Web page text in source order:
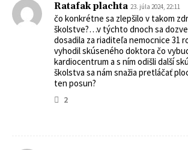
Ratafak plachta 23. júla 2024, 22:11
čo konkrétne sa zlepšilo v takom
školstve?…v týchto dnoch sa
dosadila za riaditeľa nemocnice 31
vyhodil skúseného doktora čo
kardiocentrum a s ním odišli další
školstva sa nám snažia pretláčať
ten posun?
2